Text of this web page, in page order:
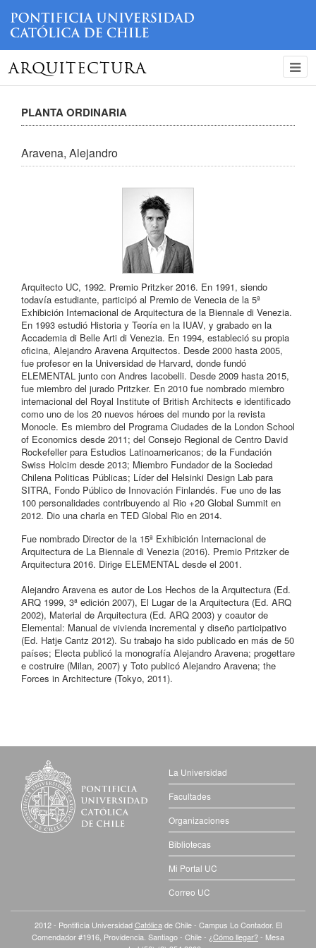
ARQUITECTURA
PLANTA ORDINARIA
Aravena, Alejandro
Arquitecto UC, 1992. Premio Pritzker 2016. En 1991, siendo
todavía estudiante, participó al Premio de Venecia de la 5ª
Exhibición Internacional de Arquitectura de la Biennale di Venezia.
En 1993 estudió Historia y Teoría en la IUAV, y grabado en la
Accademia di Belle Arti di Venezia. En 1994, estableció su propia
oficina, Alejandro Aravena Arquitectos. Desde 2000 hasta 2005,
fue profesor en la Universidad de Harvard, donde fundó
ELEMENTAL junto con Andres Iacobelli. Desde 2009 hasta 2015,
fue miembro del jurado Pritzker. En 2010 fue nombrado miembro
internacional del Royal Institute of British Architects e identificado
como uno de los 20 nuevos héroes del mundo por la revista
Monocle. Es miembro del Programa Ciudades de la London School
of Economics desde 2011; del Consejo Regional de Centro David
Rockefeller para Estudios Latinoamericanos; de la Fundación
Swiss Holcim desde 2013; Miembro Fundador de la Sociedad
Chilena Politicas Públicas; Líder del Helsinki Design Lab para
SITRA, Fondo Público de Innovación Finlandés. Fue uno de las
100 personalidades contribuyendo al Rio +20 Global Summit en
2012. Dio una charla en TED Global Rio en 2014.
Fue nombrado Director de la 15ª Exhibición Internacional de
Arquitectura de La Biennale di Venezia (2016). Premio Pritzker de
Arquitectura 2016. Dirige ELEMENTAL desde el 2001.
Alejandro Aravena es autor de Los Hechos de la Arquitectura (Ed.
ARQ 1999, 3ª edición 2007), El Lugar de la Arquitectura (Ed. ARQ
2002), Material de Arquitectura (Ed. ARQ 2003) y coautor de
Elemental: Manual de vivienda incremental y diseño participativo
(Ed. Hatje Cantz 2012). Su trabajo ha sido publicado en más de 50
países; Electa publicó la monografía Alejandro Aravena; progettare
e costruire (Milan, 2007) y Toto publicó Alejandro Aravena; the
Forces in Architecture (Tokyo, 2011).
La Universidad
Facultades
Organizaciones
Bibliotecas
Mi Portal UC
Correo UC
2012 - Pontificia UniversidadCatólica de Chile - Campus Lo Contador. El
Comendador #1916, Providencia. Santiago - Chile - ¿Cómo llegar?- Mesa